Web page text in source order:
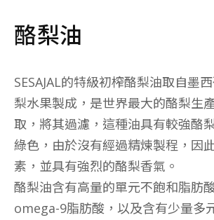
酪梨油
SESAJAL的特級初榨酪梨油取自墨
梨水果製成，是世界最大的酪梨生
取，將其過濾，這種油具有較強酪
綠色，由於沒有經過精煉製程，因
素，並具有強烈的酪梨香氣。
酪梨油含有高量的單元不飽和脂肪
omega-9脂肪酸，以及含有少量多